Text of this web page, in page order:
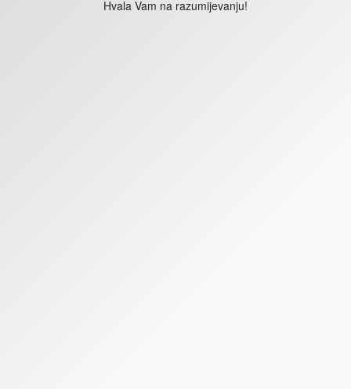
Hvala Vam na razumijevanju!